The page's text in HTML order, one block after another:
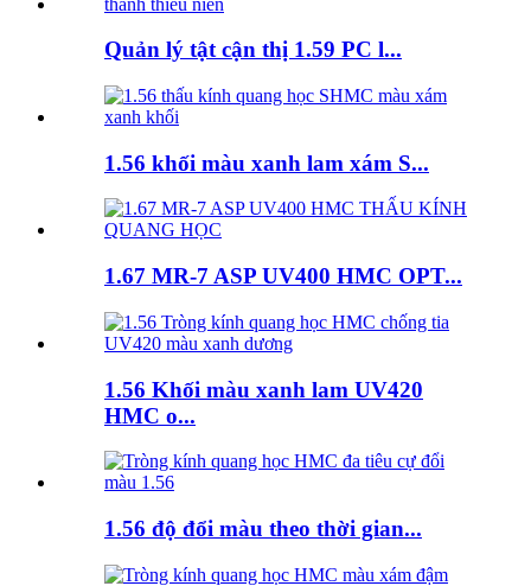
Quản lý tật cận thị 1.59 PC l...
1.56 khối màu xanh lam xám S...
1.67 MR-7 ASP UV400 HMC OPT...
1.56 Khối màu xanh lam UV420
HMC o...
1.56 độ đổi màu theo thời gian...